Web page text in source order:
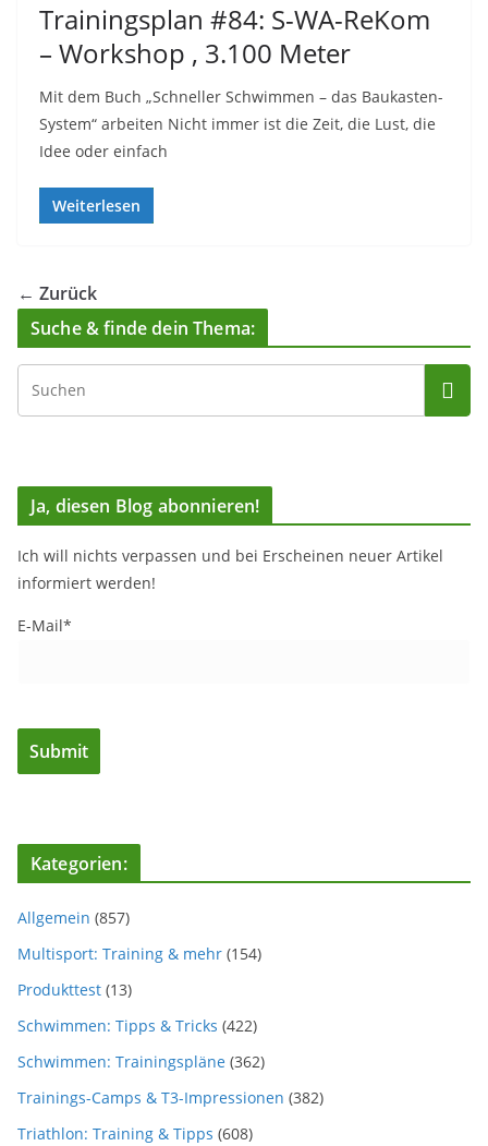
Trainingsplan #84: S-WA-ReKom
– Workshop , 3.100 Meter
Mit dem Buch „Schneller Schwimmen – das Baukasten-
System“ arbeiten Nicht immer ist die Zeit, die Lust, die
Idee oder einfach
Weiterlesen
← Zurück
Suche & finde dein Thema:
Ja, diesen Blog abonnieren!
Ich will nichts verpassen und bei Erscheinen neuer Artikel
informiert werden!
E-Mail*
Kategorien:
Allgemein (857)
Multisport: Training & mehr (154)
Produkttest (13)
Schwimmen: Tipps & Tricks (422)
Schwimmen: Trainingspläne (362)
Trainings-Camps & T3-Impressionen (382)
Triathlon: Training & Tipps (608)